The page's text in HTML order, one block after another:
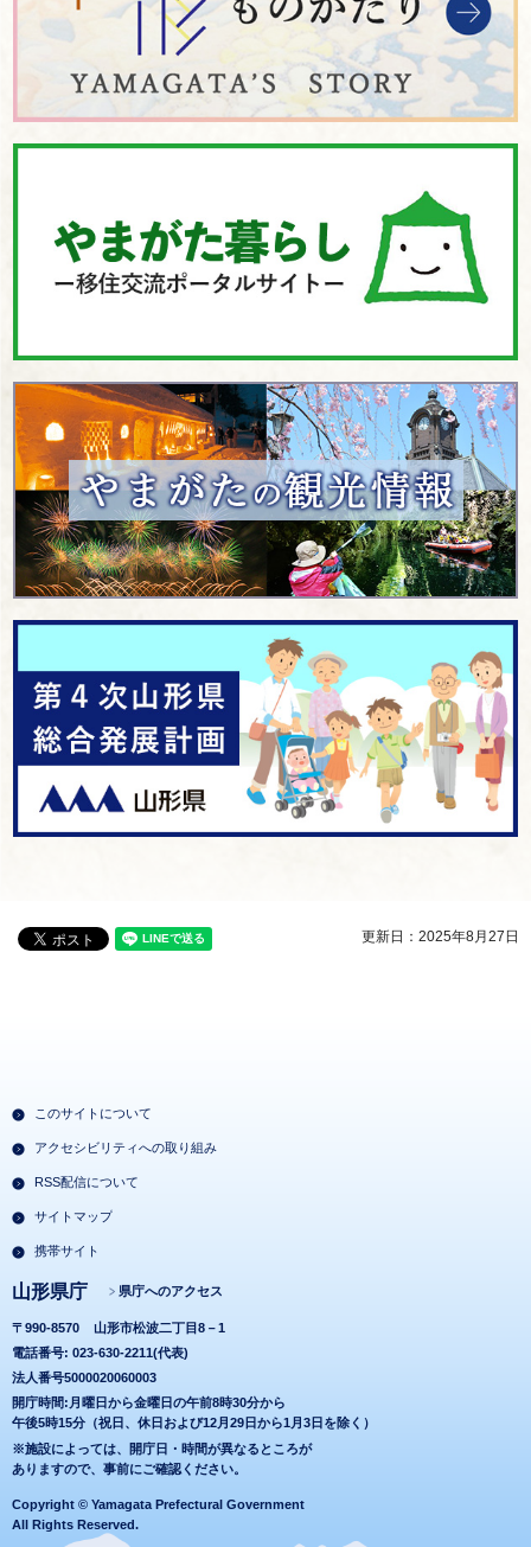
更新日：2025年8月27日
このサイトについて
アクセシビリティへの取り組み
RSS配信について
サイトマップ
携帯サイト
山形県庁 県庁へのアクセス
〒990-8570
山形市松波二丁目8－1
電話番号: 023-630-2211(代表)
法人番号5000020060003
開庁時間:月曜日から金曜日の午前8時30分から
午後5時15分（祝日、休日および12月29日から1月3日を除く）
※施設によっては、開庁日・時間が異なるところが
ありますので、事前にご確認ください。
Copyright © Yamagata Prefectural Government
All Rights Reserved.